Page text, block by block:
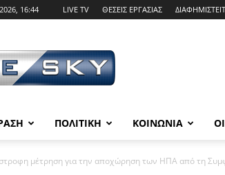
16:44 LIVE TV ΘΕΣΕΙΣ ΕΡΓΑΣΙΑΣ
SKY
ΠΟΛΙΤΙΚΗ ΚΟΙΝΩΝΙΑ
μέτρηση για την αποχώρηση των ΗΠΑ από τη